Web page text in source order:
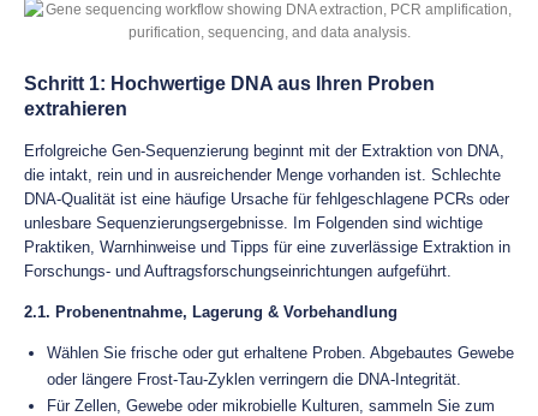
Schritt 1: Hochwertige DNA aus Ihren Proben
extrahieren
Erfolgreiche Gen-Sequenzierung beginnt mit der Extraktion von DNA,
die intakt, rein und in ausreichender Menge vorhanden ist. Schlechte
DNA-Qualität ist eine häufige Ursache für fehlgeschlagene PCRs oder
unlesbare Sequenzierungsergebnisse. Im Folgenden sind wichtige
Praktiken, Warnhinweise und Tipps für eine zuverlässige Extraktion in
Forschungs- und Auftragsforschungseinrichtungen aufgeführt.
2.1. Probenentnahme, Lagerung & Vorbehandlung
Wählen Sie frische oder gut erhaltene Proben. Abgebautes Gewebe
oder längere Frost-Tau-Zyklen verringern die DNA-Integrität.
Für Zellen, Gewebe oder mikrobielle Kulturen, sammeln Sie zum